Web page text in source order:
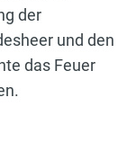
der
und den
das Feuer